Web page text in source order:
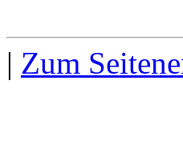
| Zum